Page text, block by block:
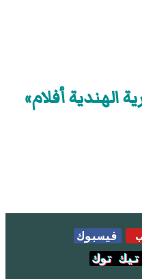
الهندية أفلام»
فيسبوك
تيك توك